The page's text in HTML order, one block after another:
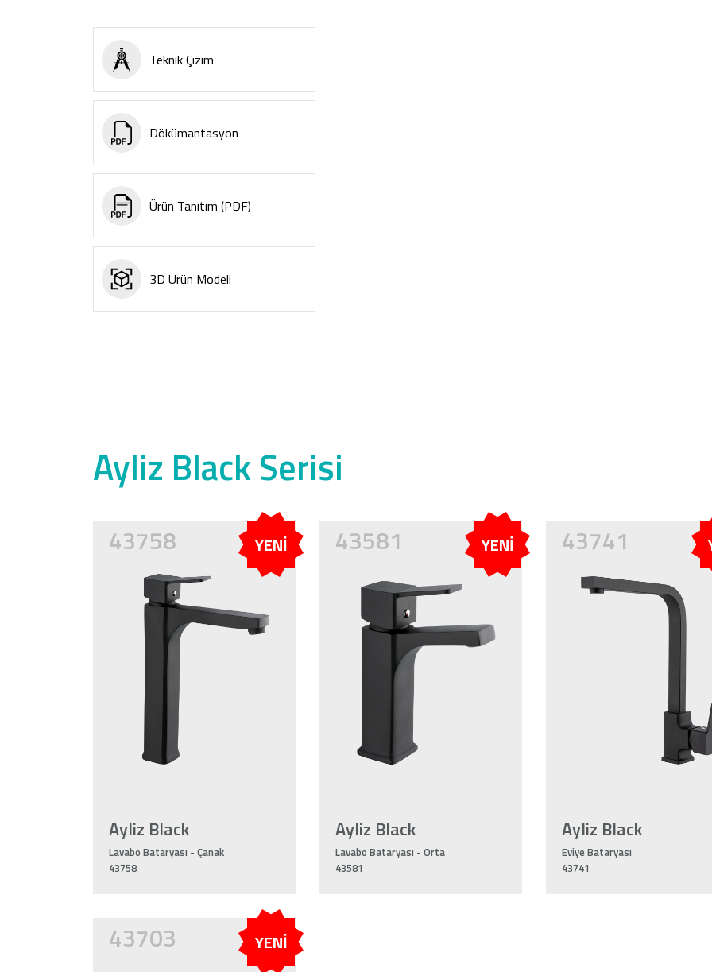
Teknik Çizim
Dökümantasyon
Ürün Tanıtım (PDF)
3D Ürün Modeli
Ayliz Black Serisi
43758 YENİ
Ayliz Black
Lavabo Bataryası - Çanak
43758
43581 YENİ
Ayliz Black
Lavabo Bataryası - Orta
43581
43741
Ayliz Black
Eviye Bataryası
43741
43703 YENİ